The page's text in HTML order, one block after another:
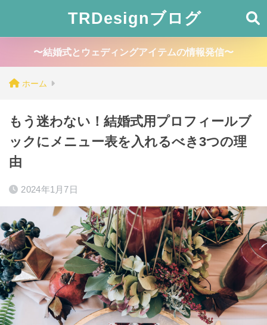
TRDesignブログ
〜結婚式とウェディングアイテムの情報発信〜
ホーム
もう迷わない！結婚式用プロフィールブ
ックにメニュー表を入れるべき3つの理
由
2024年1月7日